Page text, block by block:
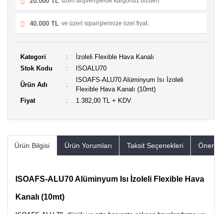
40.000 TL ve üzeri siparişlerinize özel fiyat.
Kategori
İzoleli Flexible Hava Kanalı
Stok Kodu
ISOALU70
Ürün Adı
ISOAFS-ALU70 Alüminyum Isı İzoleli
Flexible Hava Kanalı (10mt)
Fiyat
1.382,00 TL + KDV
Ürün Bilgisi Ürün Yorumları Taksit Seçenekleri
ISOAFS-ALU70 Alüminyum Isı İzoleli Flexible Hava
Kanalı (10mt)